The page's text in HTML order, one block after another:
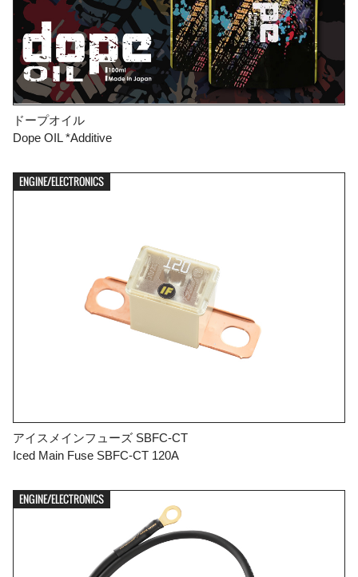
ドープオイル
Dope OIL *Additive
ENGINE/ELECTRONICS
アイスメインフューズ SBFC-CT
Iced Main Fuse SBFC-CT 120A
ENGINE/ELECTRONICS